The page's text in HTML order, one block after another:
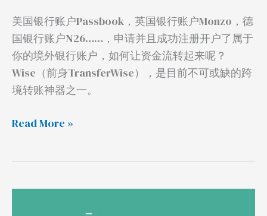
美国银行账户Passbook，英国银行账户Monzo，德
国银行账户N26……，申请并且成功注册开户了属于
你的境外银行账户，如何让资金流转起来呢？
Wise（前身TransferWise），是目前不可或缺的跨
境转账神器之一。
转
必
备
利
器
Read More »